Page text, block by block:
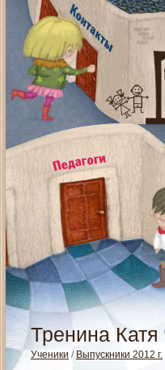
Тренина Катя
Ученики / Выпускники 2012 г.